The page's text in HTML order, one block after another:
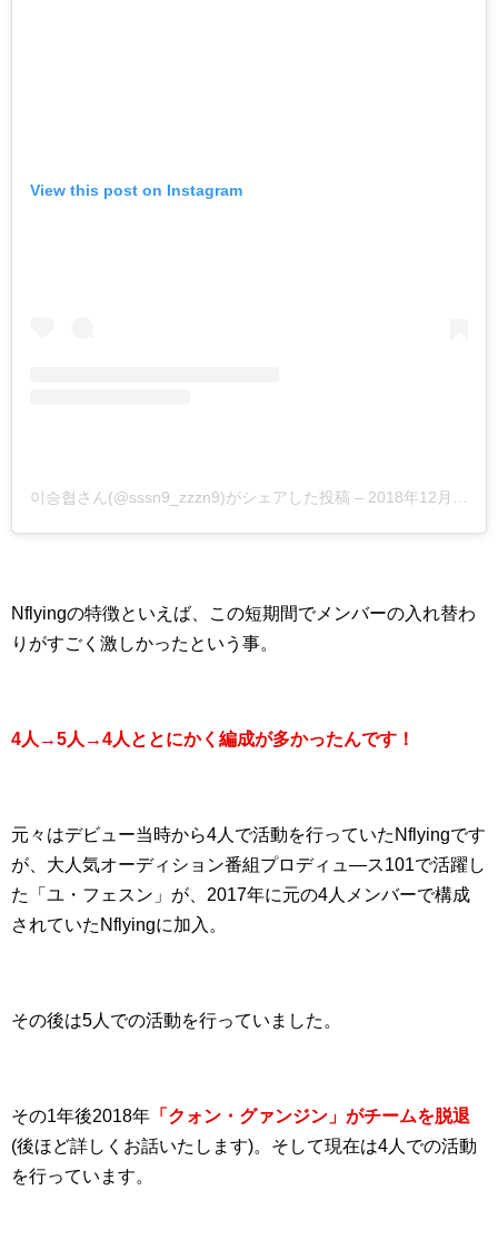
View this post on Instagram
이승협さん(@sssn9_zzzn9)がシェアした投稿 – 2018年12月月7日午前5時42分PST
Nflyingの特徴といえば、この短期間でメンバーの入れ替わ
りがすごく激しかったという事。
4人→5人→4人ととにかく編成が多かったんです！
元々はデビュー当時から4人で活動を行っていたNflyingです
が、大人気オーディション番組プロディュ―ス101で活躍し
た「ユ・フェスン」が、2017年に元の4人メンバーで構成
されていたNflyingに加入。
その後は5人での活動を行っていました。
その1年後2018年 「クォン・グァンジン」がチームを脱退
(後ほど詳しくお話いたします)。そして現在は4人での活動
を行っています。